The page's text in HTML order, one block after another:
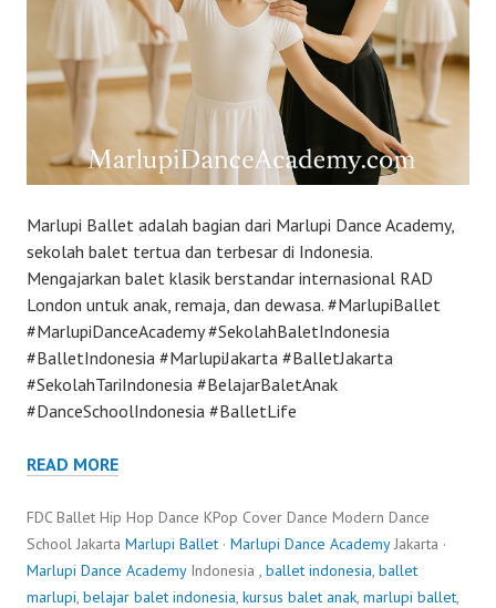
Marlupi Ballet adalah bagian dari Marlupi Dance Academy,
sekolah balet tertua dan terbesar di Indonesia.
Mengajarkan balet klasik berstandar internasional RAD
London untuk anak, remaja, dan dewasa. #MarlupiBallet
#MarlupiDanceAcademy #SekolahBaletIndonesia
#BalletIndonesia #MarlupiJakarta #BalletJakarta
#SekolahTariIndonesia #BelajarBaletAnak
#DanceSchoolIndonesia #BalletLife
READ MORE
FDC Ballet Hip Hop Dance KPop Cover Dance Modern Dance
School Jakarta Marlupi Ballet · Marlupi Dance AcademyJakarta ·
Marlupi Dance AcademyIndonesia , ballet indonesia ballet
marlupi belajar balet indonesia kursus balet anak marlupi ballet